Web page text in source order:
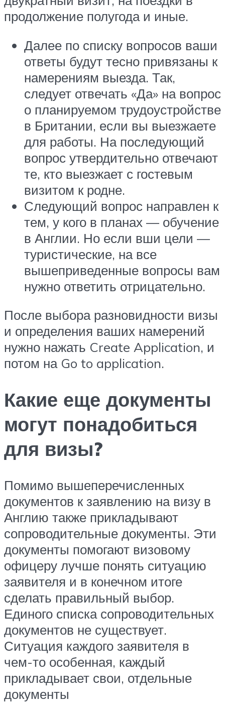
продолжение полугода и иные.
Далее по списку вопросов ваши
ответы будут тесно привязаны к
намерениям выезда. Так,
следует отвечать «Да» на вопрос
о планируемом трудоустройстве
в Британии, если вы выезжаете
для работы. На последующий
вопрос утвердительно отвечают
те, кто выезжает с гостевым
визитом к родне.
Следующий вопрос направлен к
тем, у кого в планах — обучение
в Англии. Но если вши цели —
туристические, на все
вышеприведенные вопросы вам
нужно ответить отрицательно.
После выбора разновидности визы
и определения ваших намерений
нужно нажать Create Application, и
потом на Go to application.
Какие еще документы
могут понадобиться
для визы?
Помимо вышеперечисленных
документов к заявлению на визу в
Англию также прикладывают
сопроводительные документы. Эти
документы помогают визовому
офицеру лучше понять ситуацию
заявителя и в конечном итоге
сделать правильный выбор.
Единого списка сопроводительных
документов не существует.
Ситуация каждого заявителя в
чем-то особенная, каждый
прикладывает свои, отдельные
документы